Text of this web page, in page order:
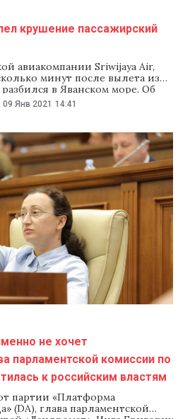
крушение пассажирский
авиакомпании Sriwijaya Air,
минут после вылета из
в Яванском море. Об
СМИ министр
Буди Карья Сумади, передает
от острова Мале. Ранее CNN
представителей полиции
09 Янв 2021 14:41
не хочет
парламентской комиссии по
к российским властям
партии «Платформа
(DA), глава парламентской